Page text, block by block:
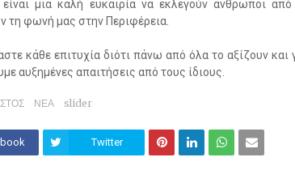
είναι μια καλή ευκαιρία να εκλεγούν άνθρωποι
τη φωνή μας στην Περιφέρεια.
κάθε επιτυχία διότι πάνω από όλα το αξίζουν και
αυξημένες απαιτήσεις από τους ίδιους.
ΝΕΑ slider
Twitter